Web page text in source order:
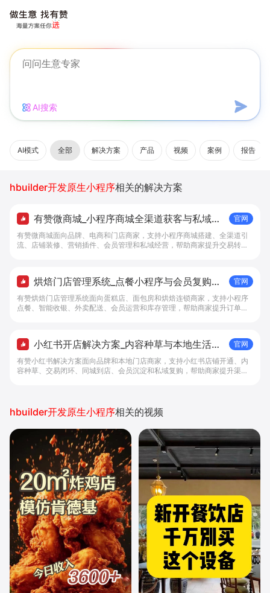
AI搜索
AI模式 全部 解决方案 产品 视频 案例 报告
hbuilder开发原生小程序相关的解决方案
有赞微商城_小程序商城全渠道获客与私域复
购工具 - 做生意, 找有赞
官网
有赞微商城面向品牌、电商和门店商家，支持小程序商城搭建、全渠道引
流、店铺装修、营销插件、会员管理和私域经营，帮助商家提升交易转化
烘焙门店管理系统_点餐小程序与会员复购工
具 - 做生意, 找有赞
官网
有赞烘焙门店管理系统面向蛋糕店、面包房和烘焙连锁商家，支持小程序
点餐、智能收银、外卖配送、会员运营和库存管理，帮助商家提升订单转
小红书开店解决方案_内容种草与本地生活转
化工具 - 做生意, 找有赞
官网
有赞小红书解决方案面向品牌和本地门店商家，支持小红书店铺开通、内
容种草、交易闭环、同城到店、会员沉淀和私域复购，帮助商家提升渠道
hbuilder开发原生小程序相关的视频